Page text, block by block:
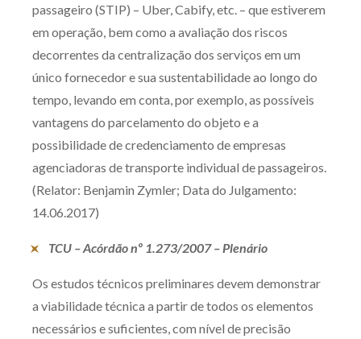
Mentoria Zênite
Capacitação
Zênite Online
Eventos presenciais
Zênite in Company
Diferenciais
Receba por RSS
Av. Sete de Setembro, 4698
passageiro (STIP) – Uber, Cabify, etc. – que estiverem
em operação, bem como a avaliação dos riscos
decorrentes da centralização dos serviços em um
único fornecedor e sua sustentabilidade ao longo do
tempo, levando em conta, por exemplo, as possíveis
vantagens do parcelamento do objeto e a
possibilidade de credenciamento de empresas
agenciadoras de transporte individual de passageiros.
(Relator: Benjamin Zymler; Data do Julgamento:
14.06.2017)
TCU – Acórdão nº 1.273/2007 – Plenário
Os estudos técnicos preliminares devem demonstrar
a viabilidade técnica a partir de todos os elementos
necessários e suficientes, com nível de precisão